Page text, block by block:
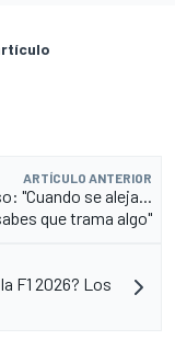
ARTÍCULO ANTERIOR
"Cuando se aleja...
que trama algo"
F1 2026? Los